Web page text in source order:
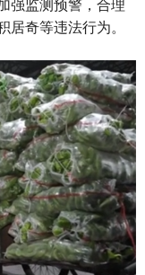
强监测预警，合理
奇等违法行为。